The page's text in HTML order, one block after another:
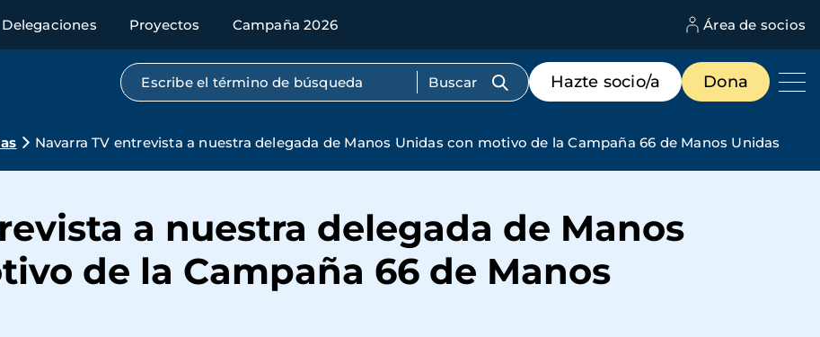
Delegaciones Proyectos Campaña 2026 Área de socios
Búsqueda por texto completo
Menú
de
destacados
Hazte socio/a Dona
Navarra TV entrevista a nuestra delegada de Manos Unidas con motivo de la Campaña 66 de Manos Unidas
a nuestra delegada de Manos
de la Campaña 66 de Manos